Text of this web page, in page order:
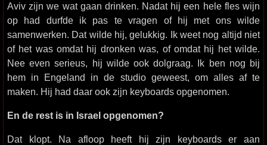
Aviv zijn we wat gaan drinken. Nadat hij een hele fles wijn
op had durfde ik pas te vragen of hij met ons wilde
samenwerken. Dat wilde hij, gelukkig. Ik weet nog altijd niet
of het was omdat hij dronken was, of omdat hij het wilde.
Nee even serieus, hij wilde ook dolgraag. Ik ben nog bij
hem in Engeland in de studio geweest, om alles af te
maken. Hij had daar ook zijn keyboards opgenomen.
En de rest is in Israel opgenomen?
Dat klopt. Na afloop heeft hij zijn keyboards er aan